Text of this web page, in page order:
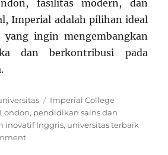
fasilitas modern, dan
Imperial adalah pilihan ideal
yang ingin mengembangkan
dan berkontribusi pada
Tags
Imperial College
, pendidikan sains dan
inovatif Inggris, universitas terbaik
on